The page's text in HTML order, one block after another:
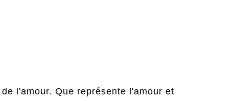
l'amour. Que représente l'amour et